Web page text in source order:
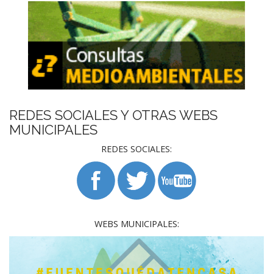
REDES SOCIALES Y OTRAS WEBS
MUNICIPALES
REDES SOCIALES:
WEBS MUNICIPALES: